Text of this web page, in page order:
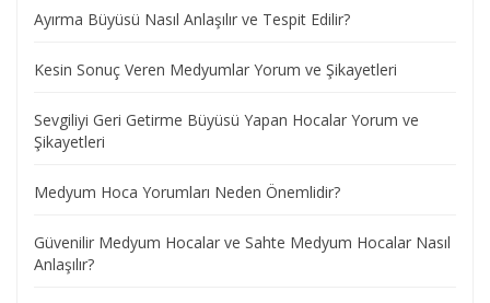
Ayırma Büyüsü Nasıl Anlaşılır ve Tespit Edilir?
Kesin Sonuç Veren Medyumlar Yorum ve Şikayetleri
Sevgiliyi Geri Getirme Büyüsü Yapan Hocalar Yorum ve
Şikayetleri
Medyum Hoca Yorumları Neden Önemlidir?
Güvenilir Medyum Hocalar ve Sahte Medyum Hocalar Nasıl
Anlaşılır?